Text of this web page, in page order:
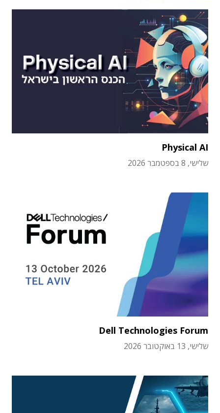
Physical AI
שלישי, 8 בספטמבר 2026
Dell Technologies Forum
שלישי, 13 באוקטובר 2026